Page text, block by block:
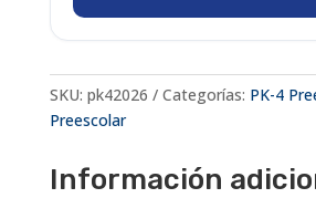
Escritura
"Yo
descubro
letras
y
cantidad
SKU: pk42026 Categorías: PK-4
Preescolar
Información